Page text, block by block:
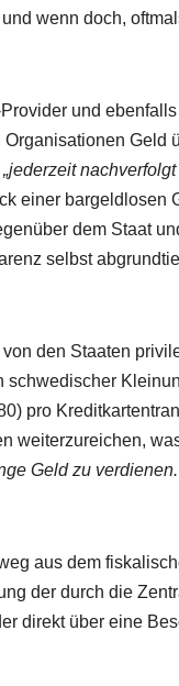
wenn doch,
und
Geld
„jederzeit
einer bargeldlosen
dem Staat
selbst
den Staaten
pro
weiterzureichen,
Geld zu
aus dem
der durch die
direkt über eine